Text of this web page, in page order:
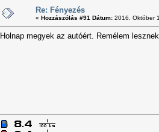
Re: Fényezés
« Hozzászólás #91 Dátum: 2016. Október
Holnap megyek az autóért. Remélem